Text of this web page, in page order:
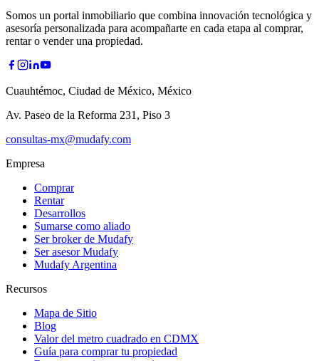
Somos un portal inmobiliario que combina innovación tecnológica y
asesoría personalizada para acompañarte en cada etapa al comprar,
rentar o vender una propiedad.
Cuauhtémoc, Ciudad de México, México
Av. Paseo de la Reforma 231, Piso 3
consultas-mx@mudafy.com
Empresa
Comprar
Rentar
Desarrollos
Sumarse como aliado
Ser broker de Mudafy
Ser asesor Mudafy
Mudafy Argentina
Recursos
Mapa de Sitio
Blog
Valor del metro cuadrado en CDMX
Guía para comprar tu propiedad